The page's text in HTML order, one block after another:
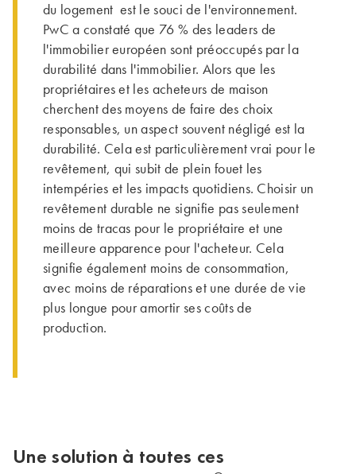
du logement est le souci de l'environnement.
PwC a constaté que 76 % des leaders de
l'immobilier européen sont préoccupés par la
durabilité dans l'immobilier. Alors que les
propriétaires et les acheteurs de maison
cherchent des moyens de faire des choix
responsables, un aspect souvent négligé est la
durabilité. Cela est particulièrement vrai pour le
revêtement, qui subit de plein fouet les
intempéries et les impacts quotidiens. Choisir un
revêtement durable ne signifie pas seulement
moins de tracas pour le propriétaire et une
meilleure apparence pour l'acheteur. Cela
signifie également moins de consommation,
avec moins de réparations et une durée de vie
plus longue pour amortir ses coûts de
production.
Une solution à toutes ces